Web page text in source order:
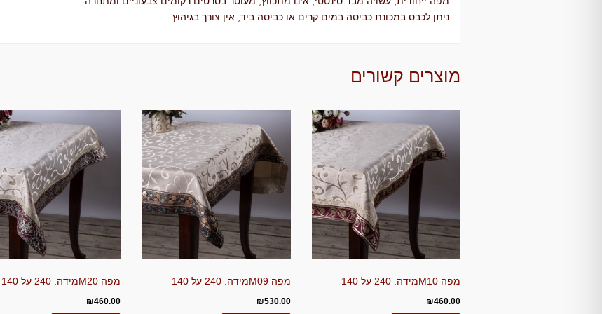
ניתן לכבס במכונת כביסה במים קרים או כביסה ביד, אין צורך בגיהוץ.
מוצרים קשורים
מפה M10מידה: 240 על 140
₪460.00
מפה M09מידה: 240 על 140
₪530.00
מפה M20מידה: 240 על 140
₪460.00